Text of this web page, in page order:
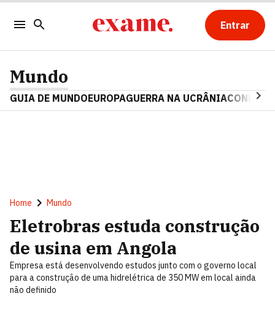
Entrar
Mundo
GUIA DE MUNDOEUROPAGUERRA NA UCRÂNIA
Home Mundo
Eletrobras estuda construção
de usina em Angola
Empresa está desenvolvendo estudos junto com o governo local
para a construção de uma hidrelétrica de 350 MW em local ainda
não definido